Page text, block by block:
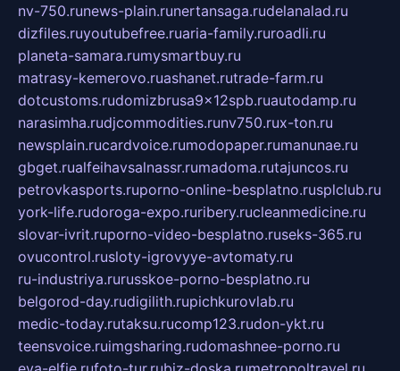
nv-750.runews-plain.runertansaga.rudelanalad.ru
dizfiles.ruyoutubefree.ruaria-family.ruroadli.ru
planeta-samara.rumysmartbuy.ru
matrasy-kemerovo.ruashanet.rutrade-farm.ru
dotcustoms.rudomizbrusa9x12spb.ruautodamp.ru
narasimha.rudjcommodities.runv750.rux-ton.ru
newsplain.rucardvoice.rumodopaper.rumanunae.ru
gbget.rualfeihavsalnassr.rumadoma.rutajuncos.ru
petrovkasports.ruporno-online-besplatno.rusplclub.ru
york-life.rudoroga-expo.ruribery.rucleanmedicine.ru
slovar-ivrit.ruporno-video-besplatno.ruseks-365.ru
ovucontrol.rusloty-igrovyye-avtomaty.ru
ru-industriya.rurusskoe-porno-besplatno.ru
belgorod-day.rudigilith.rupichkurovlab.ru
medic-today.rutaksu.rucomp123.rudon-ykt.ru
teensvoice.ruimgsharing.rudomashnee-porno.ru